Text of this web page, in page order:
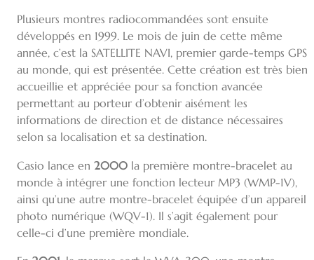
Plusieurs montres radiocommandées sont ensuite
développés en 1999. Le mois de juin de cette même
année, c’est la SATELLITE NAVI, premier garde-temps GPS
au monde, qui est présentée. Cette création est très bien
accueillie et appréciée pour sa fonction avancée
permettant au porteur d’obtenir aisément les
informations de direction et de distance nécessaires
selon sa localisation et sa destination.
Casio lance en 2000 la première montre-bracelet au
monde à intégrer une fonction lecteur MP3 (WMP-1V),
ainsi qu’une autre montre-bracelet équipée d’un appareil
photo numérique (WQV-1). Il s’agit également pour
celle-ci d’une première mondiale.